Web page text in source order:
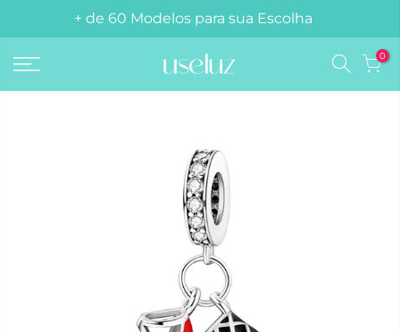
Compre 3 berloques e ganhe 1 pulseira grátis!
+ de 60 Modelos para sua Escolha
0